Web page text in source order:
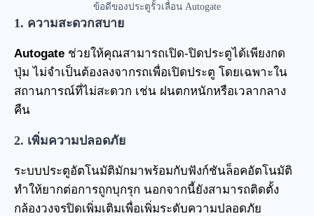
ข้อดีของประตูรั้วเลื่อน Autogate
1. ความสะดวกสบาย
Autogate ช่วยให้คุณสามารถเปิด-ปิดประตูได้เพียงกด
ปุ่ม ไม่จำเป็นต้องลงจากรถเพื่อเปิดประตู โดยเฉพาะใน
สถานการณ์ที่ไม่สะดวก เช่น ฝนตกหนักหรือเวลากลาง
คืน
2. เพิ่มความปลอดภัย
ระบบประตูอัตโนมัติมักมาพร้อมกับฟังก์ชันล็อคอัตโนมัติ
ทำให้ยากต่อการถูกบุกรุก นอกจากนี้ยังสามารถติดตั้ง
กล้องวงจรปิดเพิ่มเติมเพื่อเพิ่มระดับความปลอดภัย